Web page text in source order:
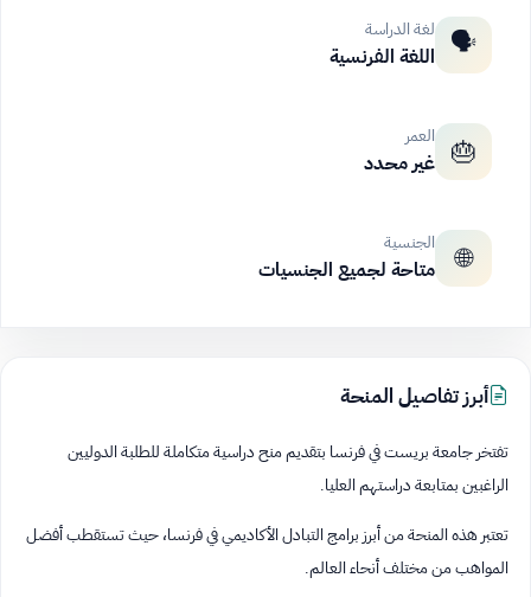
🗣️ لغة الدراسة
اللغة الفرنسية
🎂 العمر
غير محدد
🌐 الجنسية
متاحة لجميع الجنسيات
أبرز تفاصيل المنحة
تفتخر جامعة بريست في فرنسا بتقديم منح دراسية متكاملة للطلبة الدوليين
الراغبين بمتابعة دراستهم العليا.
تعتبر هذه المنحة من أبرز برامج التبادل الأكاديمي في فرنسا، حيث تستقطب أفضل
المواهب من مختلف أنحاء العالم.